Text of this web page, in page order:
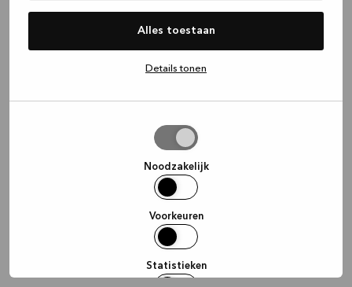
Alles toestaan
Details tonen
Noodzakelijk
Voorkeuren
Statistieken